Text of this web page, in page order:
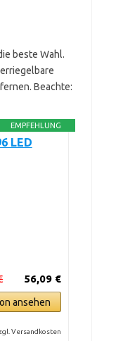
beste Wahl.
Beachte:
EMPFEHLUNG
LED
56,09 €
ansehen
Versandkosten